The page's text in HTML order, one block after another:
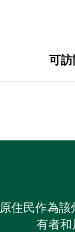
可
住民作為
有者和